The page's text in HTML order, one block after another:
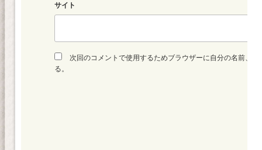
サイト
次回のコメントで使用するためブラウザーに自分の名前、
る。